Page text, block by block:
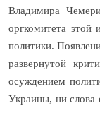
Владимира
оргкомитета этой
политики.
развернутой
осуждением
Украины, ни